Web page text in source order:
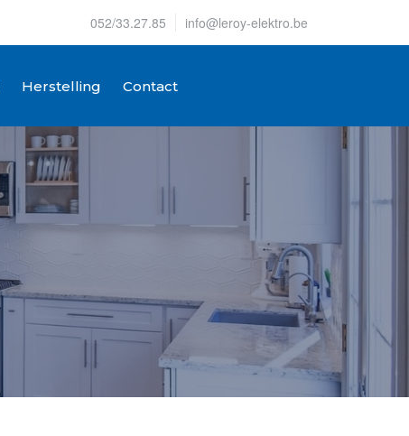
052/33.27.85 info@leroy-elektro.be
Herstelling Contact